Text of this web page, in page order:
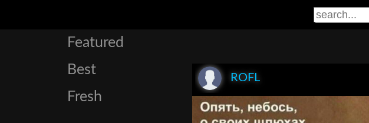
Featured
Best
Fresh
ROFL